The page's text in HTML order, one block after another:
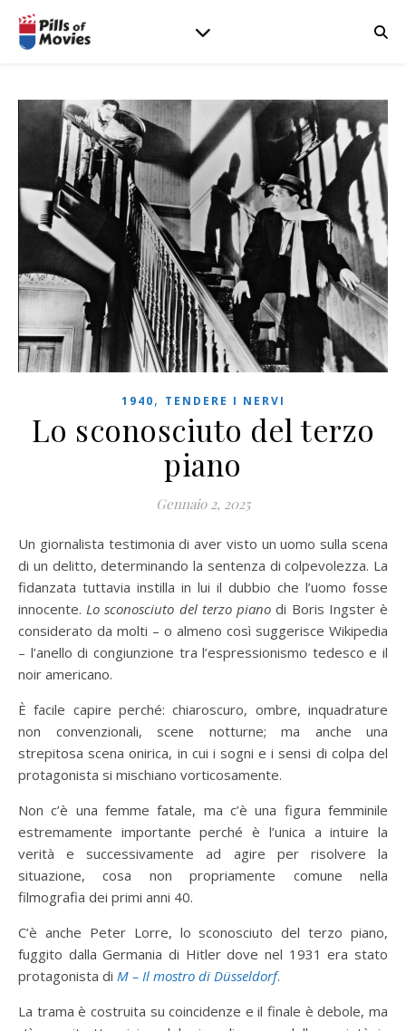
1940, TENDERE I NERVI
Lo sconosciuto del terzo
piano
Gennaio 2, 2025
Un giornalista testimonia di aver visto un uomo sulla scena
di un delitto, determinando la sentenza di colpevolezza. La
fidanzata tuttavia instilla in lui il dubbio che l’uomo fosse
innocente.Lo sconosciuto del terzo piano di Boris Ingster è
considerato da molti – o almeno così suggerisce Wikipedia
– l’anello di congiunzione tra l’espressionismo tedesco e il
noir americano.
È facile capire perché: chiaroscuro, ombre, inquadrature
non convenzionali, scene notturne; ma anche una
strepitosa scena onirica, in cui i sogni e i sensi di colpa del
protagonista si mischiano vorticosamente.
Non c’è una femme fatale, ma c’è una figura femminile
estremamente importante perché è l’unica a intuire la
verità e successivamente ad agire per risolvere la
situazione, cosa non propriamente comune nella
filmografia dei primi anni 40.
C’è anche Peter Lorre, lo sconosciuto del terzo piano,
fuggito dalla Germania di Hitler dove nel 1931 era stato
protagonista di M – Il mostro di Düsseldorf.
La trama è costruita su coincidenze e il finale è debole, ma